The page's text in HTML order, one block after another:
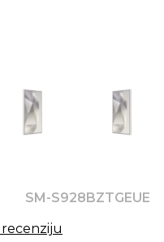
SM-S928BZTGEUE